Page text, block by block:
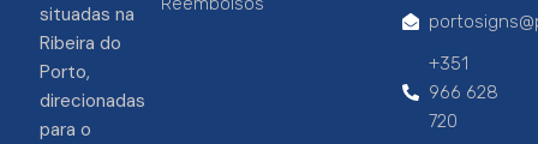
situadas na
Ribeira do
Porto,
direcionadas
para o
+351
966 628
720